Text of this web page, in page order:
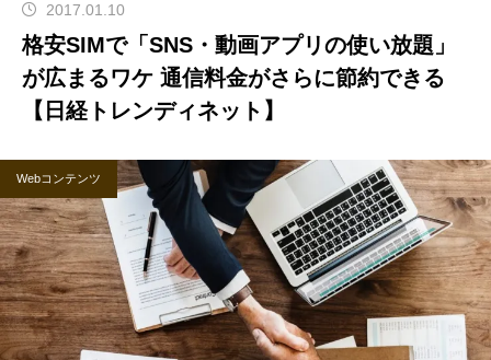
2017.01.10
格安SIMで「SNS・動画アプリの使い放題」
が広まるワケ 通信料金がさらに節約できる
【日経トレンディネット】
Webコンテンツ